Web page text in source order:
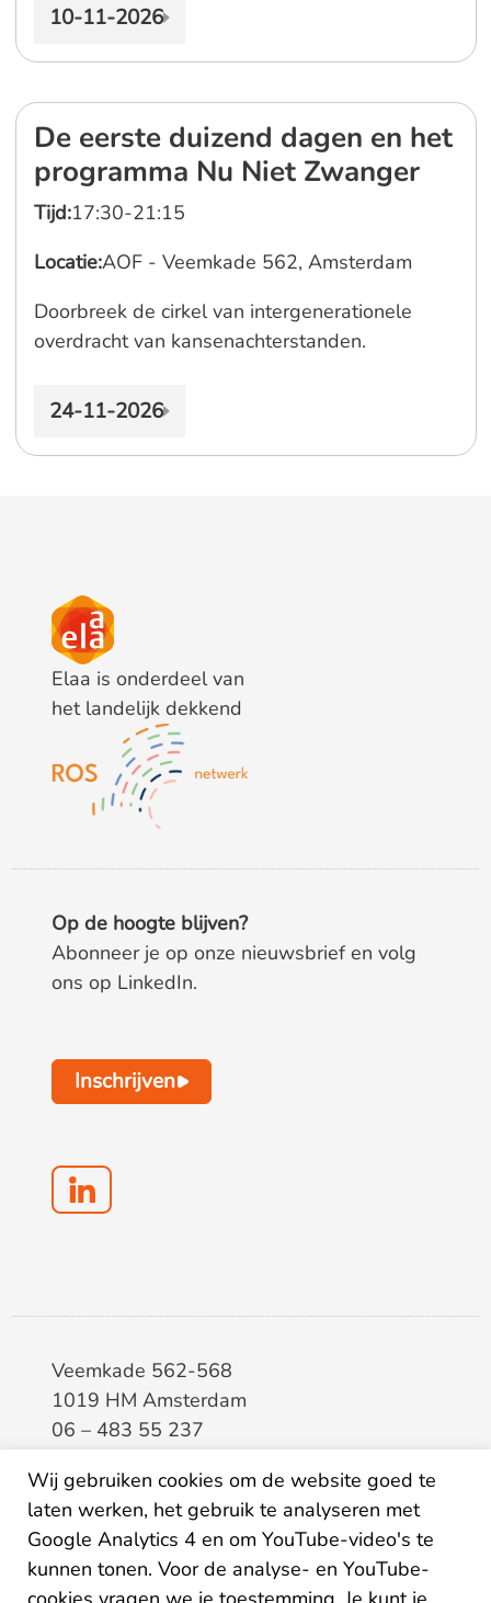
10-11-2026
De eerste duizend dagen en het
programma Nu Niet Zwanger
Tijd:17:30-21:15
Locatie:AOF - Veemkade 562, Amsterdam
Doorbreek de cirkel van intergenerationele
overdracht van kansenachterstanden.
24-11-2026
Elaa is onderdeel van
het landelijk dekkend
Op de hoogte blijven?
Abonneer je op onze nieuwsbrief en volg
ons op LinkedIn.
Inschrijven
Veemkade 562-568
1019 HM Amsterdam
06 – 483 55 237
BTW8133.20.343.B.01
KvK34207150
IBANNL26ABNA0507435125
Wij gebruiken cookies om de website goed te
laten werken, het gebruik te analyseren met
Google Analytics 4 en om YouTube-video's te
kunnen tonen. Voor de analyse- en YouTube-